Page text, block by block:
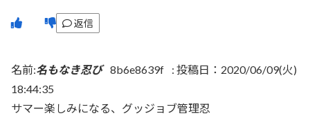
返信
名前:名もなき忍び 8b6e8639f : 投稿日：2020/06/09(火)
18:44:35
サマー楽しみになる、グッジョブ管理忍